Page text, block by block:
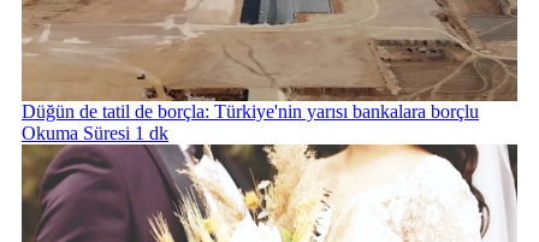
Düğün de tatil de borçla: Türkiye'nin yarısı bankalara borçlu
Okuma Süresi 1 dk